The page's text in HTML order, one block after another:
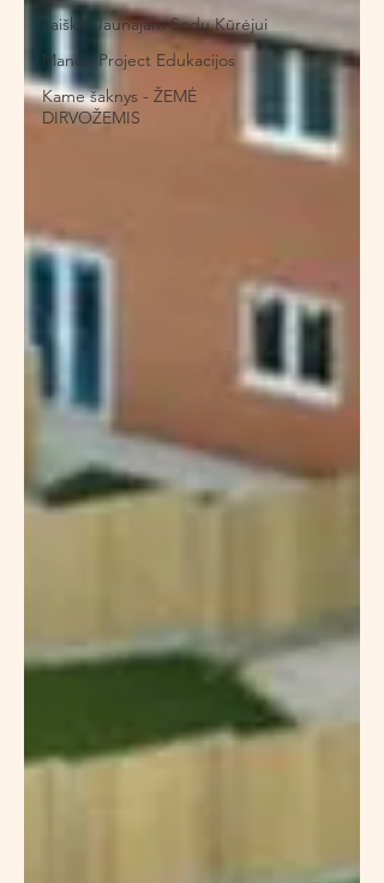
Laiškai Jaunajam Sodų Kūrėjui
Manoir Project Edukacijos
Kame šaknys - ŽEMĖ
DIRVOŽEMIS